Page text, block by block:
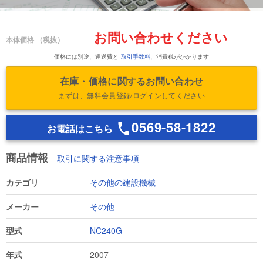
本体価格 （税抜） お問い合わせください
価格には別途、運送費と 取引手数料、消費税がかかります
在庫・価格に関するお問い合わせ
まずは、無料会員登録/ログインしてください
お電話はこちら 0569-58-1822
商品情報 取引に関する注意事項
カテゴリ その他の建設機械
メーカー その他
型式 NC240G
年式 2007